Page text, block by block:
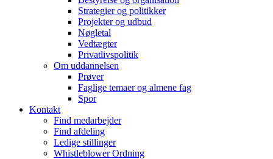
Strategier og politikker
Projekter og udbud
Nøgletal
Vedtægter
Privatlivspolitik
Om uddannelsen
Prøver
Faglige temaer og almene fag
Spor
Kontakt
Find medarbejder
Find afdeling
Ledige stillinger
Whistleblower Ordning